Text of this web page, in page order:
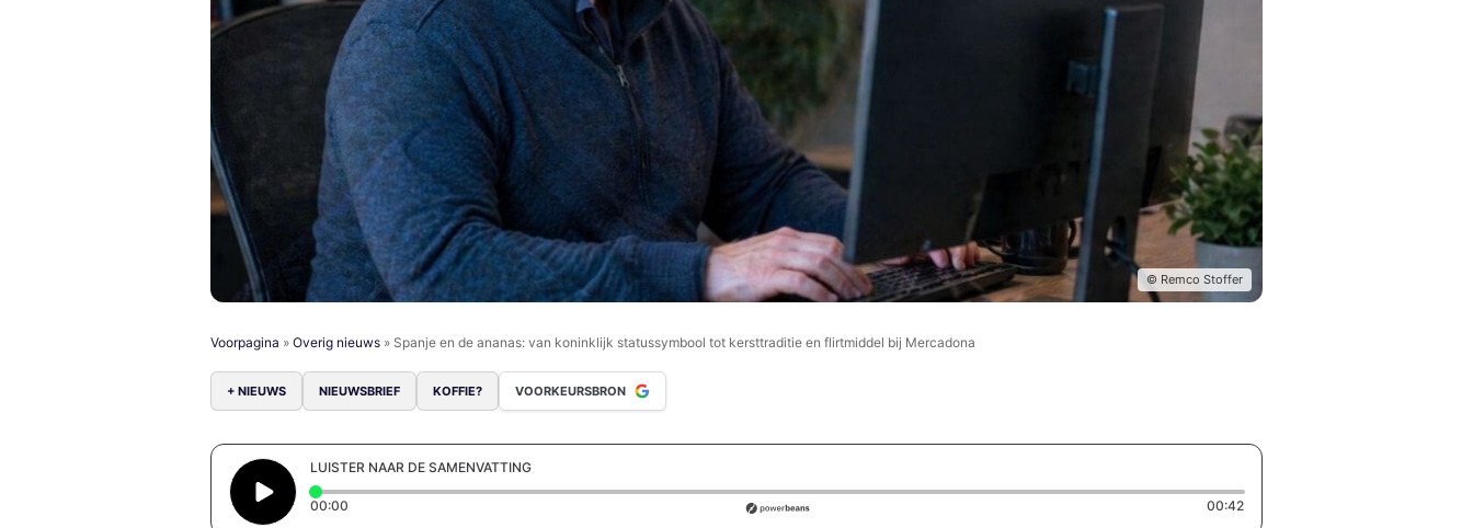
© Remco Stoffer
Voorpagina » Overig nieuws » Spanje en de ananas: van koninklijk statussymbool tot kersttraditie en flirtmiddel bij Mercadona
+ NIEUWS NIEUWSBRIEF KOFFIE? VOORKEURSBRON
LUISTER NAAR DE SAMENVATTING
00:00 00:42Duration: 42 seconds